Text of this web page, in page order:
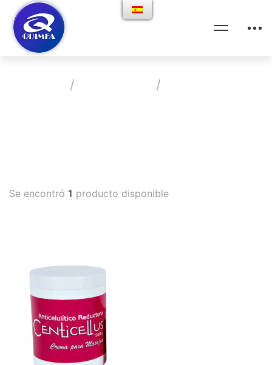
Se encontró 1 producto disponible